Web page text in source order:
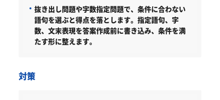
抜き出し問題や字数指定問題で、条件に合わない
語句を選ぶと得点を落とします。指定語句、字
数、文末表現を答案作成前に書き込み、条件を満
たす形に整えます。
対策